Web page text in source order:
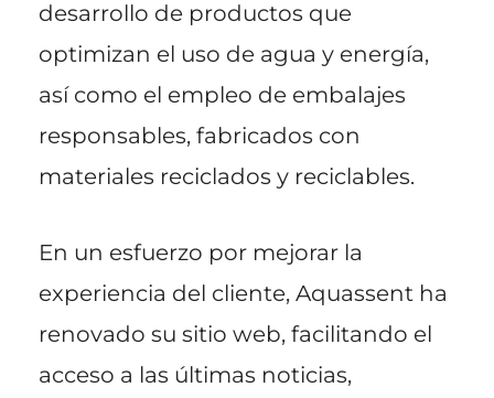
desarrollo de productos que
optimizan el uso de agua y energía,
así como el empleo de embalajes
responsables, fabricados con
materiales reciclados y reciclables.
En un esfuerzo por mejorar la
experiencia del cliente, Aquassent ha
renovado su sitio web, facilitando el
acceso a las últimas noticias,